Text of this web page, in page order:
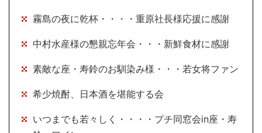
霧島の夜に乾杯・・・・重原社長様応援に感謝
中村水産様の懇親忘年会・・・新鮮食材に感謝
素敵な座・寿鈴のお馴染み様・・・若女将ファン
希少焼酎、日本酒を堪能する会
いつまでも若々しく・・・・プチ同窓会in座・寿